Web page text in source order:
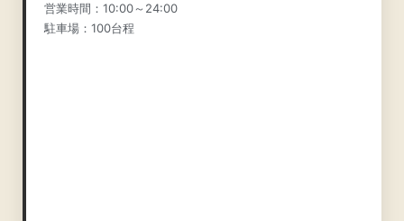
営業時間：10:00～24:00
駐車場：100台程